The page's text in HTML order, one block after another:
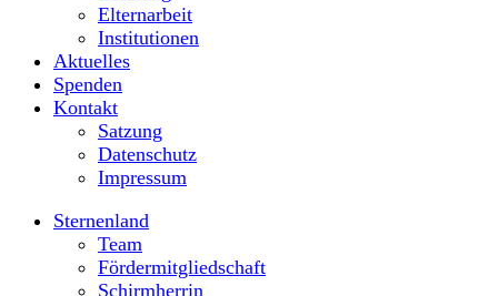
Elternarbeit
Institutionen
Aktuelles
Spenden
Kontakt
Satzung
Datenschutz
Impressum
Sternenland
Team
Fördermitgliedschaft
Schirmherrin